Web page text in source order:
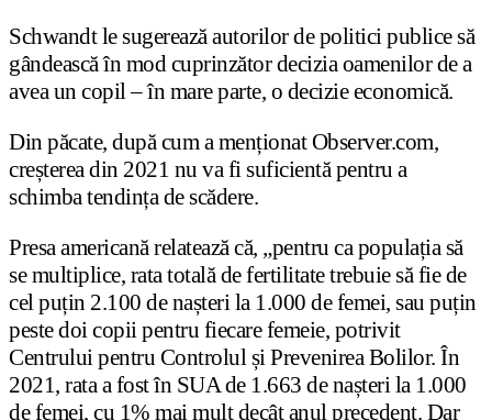
Schwandt le sugerează autorilor de politici publice să
gândească în mod cuprinzător decizia oamenilor de a
avea un copil – în mare parte, o decizie economică.
Din păcate, după cum a menționat Observer.com,
creșterea din 2021 nu va fi suficientă pentru a
schimba tendința de scădere.
Presa americană relatează că, „pentru ca populația să
se multiplice, rata totală de fertilitate trebuie să fie de
cel puțin 2.100 de nașteri la 1.000 de femei, sau puțin
peste doi copii pentru fiecare femeie, potrivit
Centrului pentru Controlul și Prevenirea Bolilor. În
2021, rata a fost în SUA de 1.663 de nașteri la 1.000
de femei, cu 1% mai mult decât anul precedent. Dar